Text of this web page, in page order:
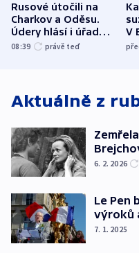
Rusové útočili na
Charkov a Oděsu.
Údery hlásí i úřady v
Bělgorodu
08:39 právě teď
V
Aktuálně z
6. 2. 2026
Le Pen
výroků
7. 1. 2025